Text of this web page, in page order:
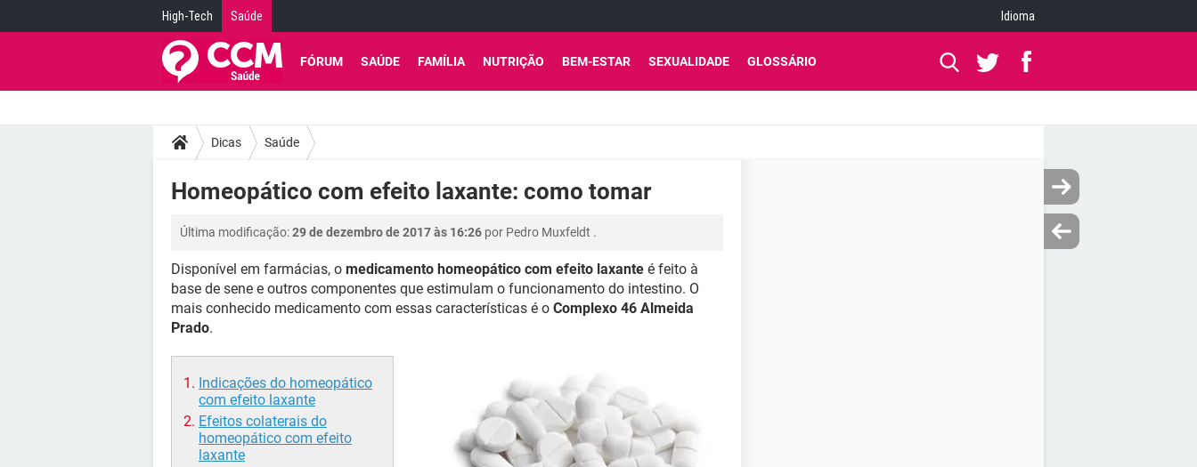
High-Tech Saúde Idioma
FÓRUM SAÚDE FAMÍLIA NUTRIÇÃO BEM-ESTAR SEXUALIDADE GLOSSÁRIO
Dicas Saúde
Homeopático com efeito laxante: como tomar
Última modificação:29 de dezembro de 2017 às 16:26 por Pedro Muxfeldt .
Disponível em farmácias, o medicamento homeopático com efeito laxante é feito à
base de sene e outros componentes que estimulam o funcionamento do intestino. O
mais conhecido medicamento com essas características é o Complexo 46 Almeida
Prado.
Indicações do homeopático
com efeito laxante
Efeitos colaterais do
homeopático com efeito
laxante